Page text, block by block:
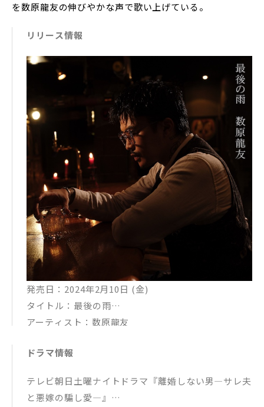
を数原龍友の伸びやかな声で歌い上げている。
リリース情報
発売日：2024年2月10日 (金)
タイトル：最後の雨
アーティスト：数原龍友
ドラマ情報
テレビ朝日土曜ナイトドラマ『離婚しない男―サレ夫
と悪嫁の騙し愛―』